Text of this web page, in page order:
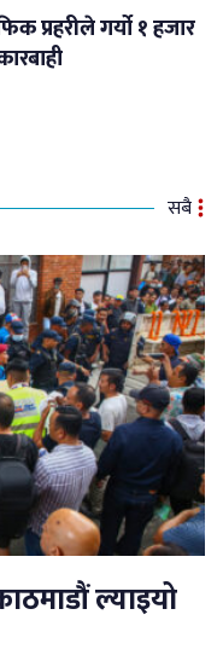
प्रहरीले गर्यो १ हजार
सबै
ल्याइयो